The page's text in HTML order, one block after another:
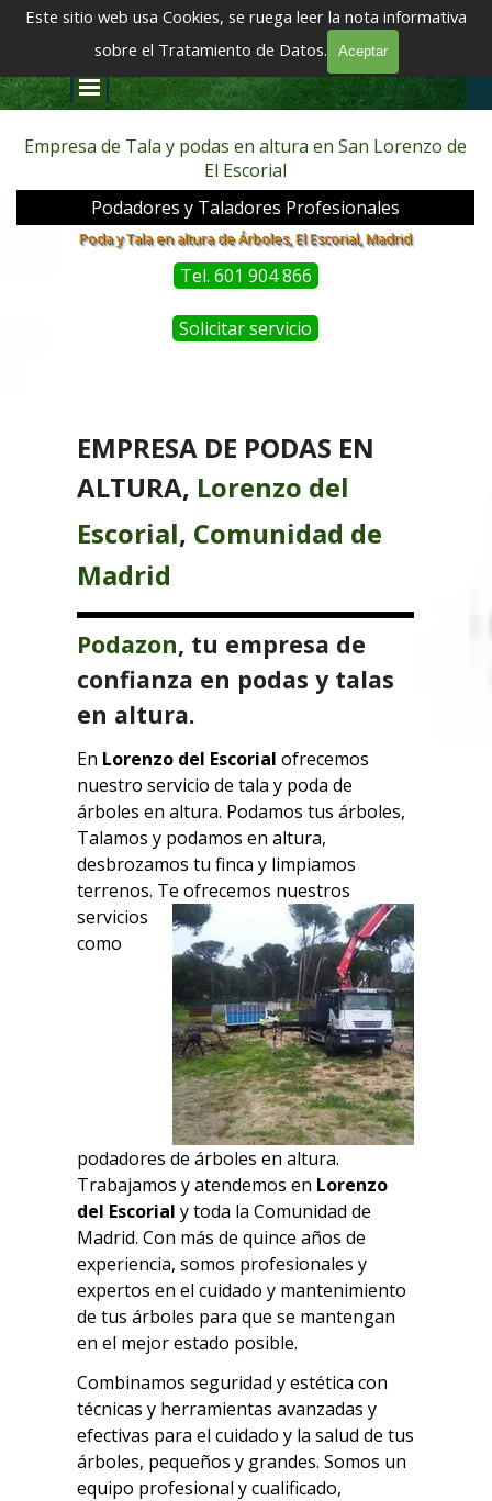
Este sitio web usa Cookies, se ruega leer la nota informativa
sobre el Tratamiento de Datos.
Aceptar
Vaya al ContenidoEMPRESA DE TALA Y PODA DE ÁRBOLES EN ALTURA EN MADRID
TALADORES DE ÁRBOLES
601 904 866
Saltar menú
Empresa de Tala y podas en altura en San Lorenzo de
El Escorial
Podadores y Taladores Profesionales
Poda y Tala en altura de Árboles, El Escorial, Madrid
Tel. 601 904 866
Solicitar servicio
EMPRESA DE PODAS EN
ALTURA, Lorenzo del
Escorial, Comunidad de
Madrid
Podazon, tu empresa de
confianza en podas y talas
en altura.
En Lorenzo del Escorial ofrecemos
nuestro servicio de tala y poda de
árboles en altura. Podamos tus árboles,
Talamos y podamos en altura,
desbrozamos tu finca y limpiamos
terrenos. Te ofrecemos nuestros
servicios
como
podadores de árboles en altura.
Trabajamos y atendemos en Lorenzo
del Escorial ytoda la Comunidad de
Madrid. Con más de quince años de
experiencia, somos profesionales y
expertos en el cuidado y mantenimiento
de tus árboles para que se mantengan
en el mejor estado posible.
Combinamos seguridad y estética con
técnicas y herramientas avanzadas y
efectivas para el cuidado y la salud de tus
árboles, pequeños y grandes. Somos un
equipo profesional y cualificado,